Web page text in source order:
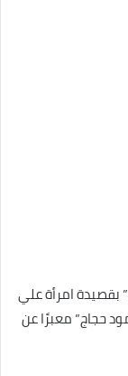
بقصيدة امرأة علي
حجاج” معبرًا عن